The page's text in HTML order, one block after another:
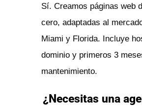
Sí. Creamos páginas web
cero, adaptadas al
Miami y Florida. Incluye
dominio y primeros 3
mantenimiento.
¿Necesitas una